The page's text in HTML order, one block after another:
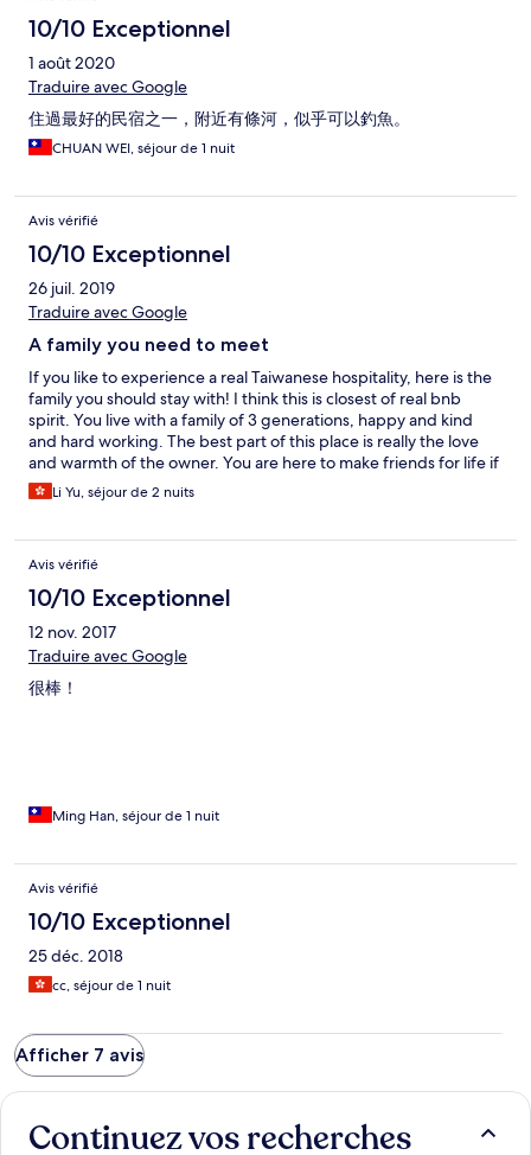
10/10 Exceptionnel
1 août 2020
Traduire avec Google
住過最好的民宿之一，附近有條河，似乎可以釣魚。
CHUAN WEI, séjour de 1 nuit
Avis vérifié
10/10 Exceptionnel
26 juil. 2019
Traduire avec Google
A family you need to meet
If you like to experience a real Taiwanese hospitality, here is the
family you should stay with! I think this is closest of real bnb
spirit. You live with a family of 3 generations, happy and kind
and hard working. The best part of this place is really the love
and warmth of the owner. You are here to make friends for life if
you like. The room of course is very clean and cozy. And the
breakfast, Taiwanese luxury style, all house made, was so good!!
great tips to go around. Love the mother and father in this
family, you can clearly sense that they are the pillars of this
house. Beautiful!
Li Yu, séjour de 2 nuits
Avis vérifié
10/10 Exceptionnel
12 nov. 2017
Traduire avec Google
很棒！
Ming Han, séjour de 1 nuit
Avis vérifié
10/10 Exceptionnel
25 déc. 2018
cc, séjour de 1 nuit
Afficher 7 avis
Continuez vos recherches